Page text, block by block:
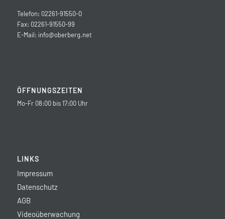
Telefon: 02261-91550-0
Fax: 02261-91550-99
E-Mail: info@oberberg.net
ÖFFNUNGSZEITEN
Mo-Fr 08:00 bis 17:00 Uhr
LINKS
Impressum
Datenschutz
AGB
Videoüberwachung